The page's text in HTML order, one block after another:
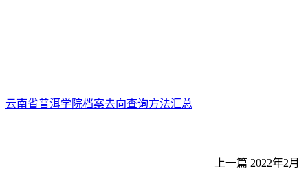
云南省普洱学院档案去向查询方法汇总
上一篇 2022年2月